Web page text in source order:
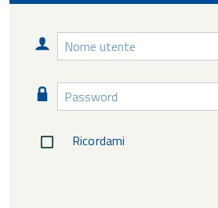
Nome
utente
Password
Ricordami